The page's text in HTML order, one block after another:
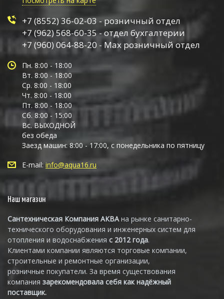
+7 (8552) 36-02-03 - розничный отдел
+7 (962) 568-60-35 - отдел бухгалтерии
+7 (960) 064-88-20 - Max розничный отдел
Пн. 8:00 - 18:00
Вт. 8:00 - 18:00
Ср. 8:00 - 18:00
Чт. 8:00 - 18:00
Пт. 8:00 - 18:00
Сб. 8:00 - 15:00
Вс. ВЫХОДНОЙ
без обеда
Заезд машин: 8:00 - 17:00, с понедельника по пятницу
E-mail: info@aqua16.ru
Наш магазин
Сантехническая Компания АКВАна рынке санитарно-
технического оборудования и инженерных систем для
отопления и водоснабжения с 2012 года.
Клиентами компании являются торговые компании,
строительные и ремонтные организации,
розничные покупатели. За время существования
компания зарекомендовала себя как надёжный
поставщик.